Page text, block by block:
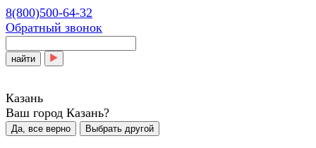
8(800)500-64-32
Обратный звонок
найти
Казань
Ваш город Казань?
Да, все верно Выбрать другой